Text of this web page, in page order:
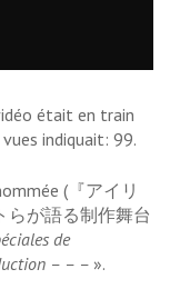
était en train
indiquait: 99.
(『アイリ
らが語る制作舞台
de
– – – ».